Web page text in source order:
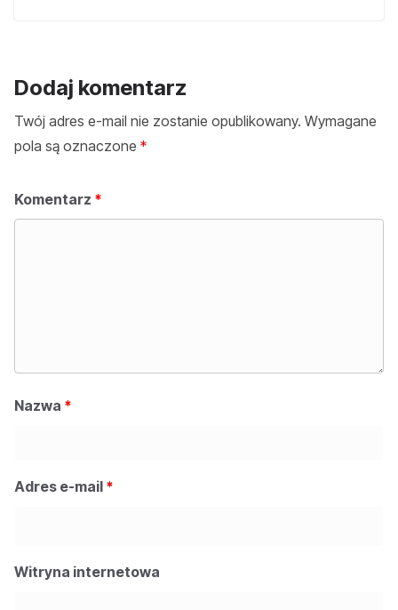
Dodaj komentarz
Twój adres e-mail nie zostanie opublikowany. Wymagane
pola są oznaczone *
Komentarz *
Nazwa *
Adres e-mail *
Witryna internetowa